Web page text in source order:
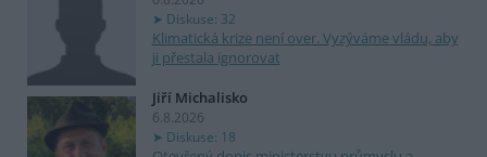
Diskuse: 32
Klimatická krize není over. Vyzýváme vládu, aby
ji přestala ignorovat
Jiří Michalisko
6.8.2026
Diskuse: 18